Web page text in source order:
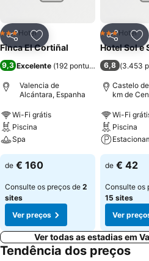
PartilharAdicionar aos favoritos
3 Estrelas
Hotel
Finca El Cortiñal
9,3 Excelente (192 pontuações)
Valencia de
Alcántara, Espanha
Wi-Fi grátis
Piscina
Spa
de € 160
Consulte os preços de 2
sites
Ver preços
Partilhar
3 Estrelas
Hotel
Hotel Sol e
6,8 (3.453
Castelo
km de
Wi-Fi
Piscina
de € 42
Consulte os
15 sites
Ver
Ver todas as estadias em
Tendência dos preços